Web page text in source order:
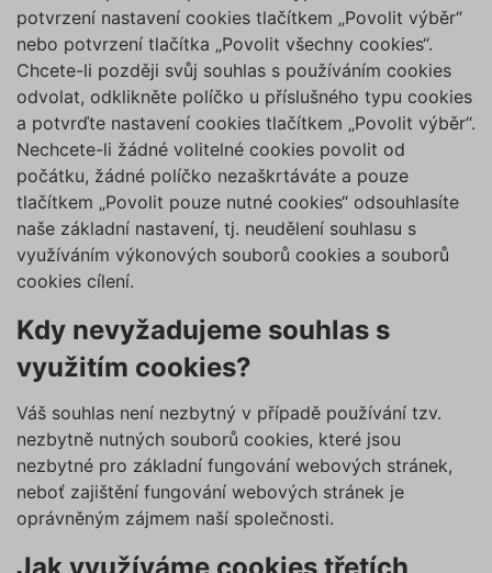
potvrzení nastavení cookies tlačítkem „Povolit výběr“
nebo potvrzení tlačítka „Povolit všechny cookies“.
Chcete-li později svůj souhlas s používáním cookies
odvolat, odklikněte políčko u příslušného typu cookies
a potvrďte nastavení cookies tlačítkem „Povolit výběr“.
Nechcete-li žádné volitelné cookies povolit od
počátku, žádné políčko nezaškrtáváte a pouze
tlačítkem „Povolit pouze nutné cookies“ odsouhlasíte
naše základní nastavení, tj. neudělení souhlasu s
využíváním výkonových souborů cookies a souborů
cookies cílení.
Kdy nevyžadujeme souhlas s
využitím cookies?
Váš souhlas není nezbytný v případě používání tzv.
nezbytně nutných souborů cookies, které jsou
nezbytné pro základní fungování webových stránek,
neboť zajištění fungování webových stránek je
oprávněným zájmem naší společnosti.